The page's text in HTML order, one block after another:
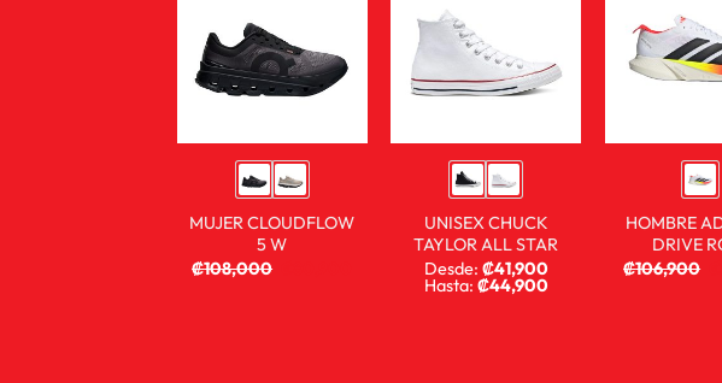
MUJER CLOUDFLOW
5 W
₡108,000
UNISEX CHUCK
TAYLOR ALL STAR
Desde: ₡41,900
Hasta: ₡44,900
HOMBRE
DRIVE
₡106,900